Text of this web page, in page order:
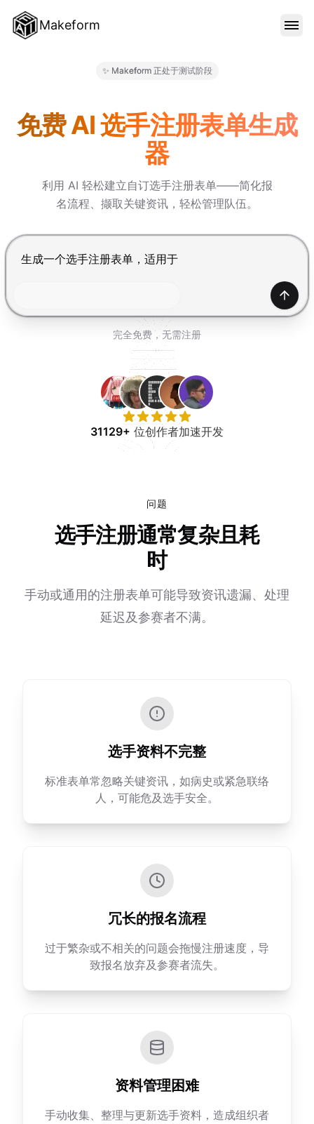
Makeform
登入
免费试用
✨ Makeform 正处于测试阶段
免费 AI 选手注册表单生成
器
利用 AI 轻松建立自订选手注册表单——简化报
名流程、撷取关键资讯，轻松管理队伍。
按 Enter 提交，Shift+Enter 换行
产生
完全免费，无需注册
31129+ 位创作者加速开发
问题
选手注册通常复杂且耗
时
手动或通用的注册表单可能导致资讯遗漏、处理
延迟及参赛者不满。
选手资料不完整
标准表单常忽略关键资讯，如病史或紧急联络
人，可能危及选手安全。
冗长的报名流程
过于繁杂或不相关的问题会拖慢注册速度，导
致报名放弃及参赛者流失。
资料管理困难
手动收集、整理与更新选手资料，造成组织者